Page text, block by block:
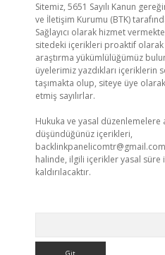
Sitemiz, 5651 Sayılı Kanun
ve İletişim Kurumu (BTK)
Sağlayıcı olarak hizmet
sitedeki içerikleri proaktif
araştırma yükümlülüğümüz
üyelerimiz yazdıkları içeriklerin
taşımakta olup, siteye üye
etmiş sayılırlar.
Hukuka ve yasal düzenlemelere
düşündüğünüz içerikleri,
backlinkpanelicomtr@gmail.com
halinde, ilgili içerikler yasal
kaldırılacaktır.